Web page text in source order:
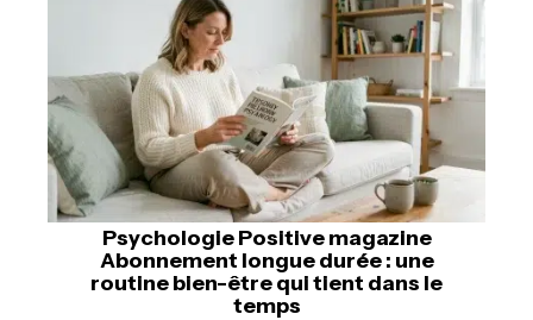
Psychologie Positive magazine
Abonnement longue durée : une
routine bien-être qui tient dans le
temps